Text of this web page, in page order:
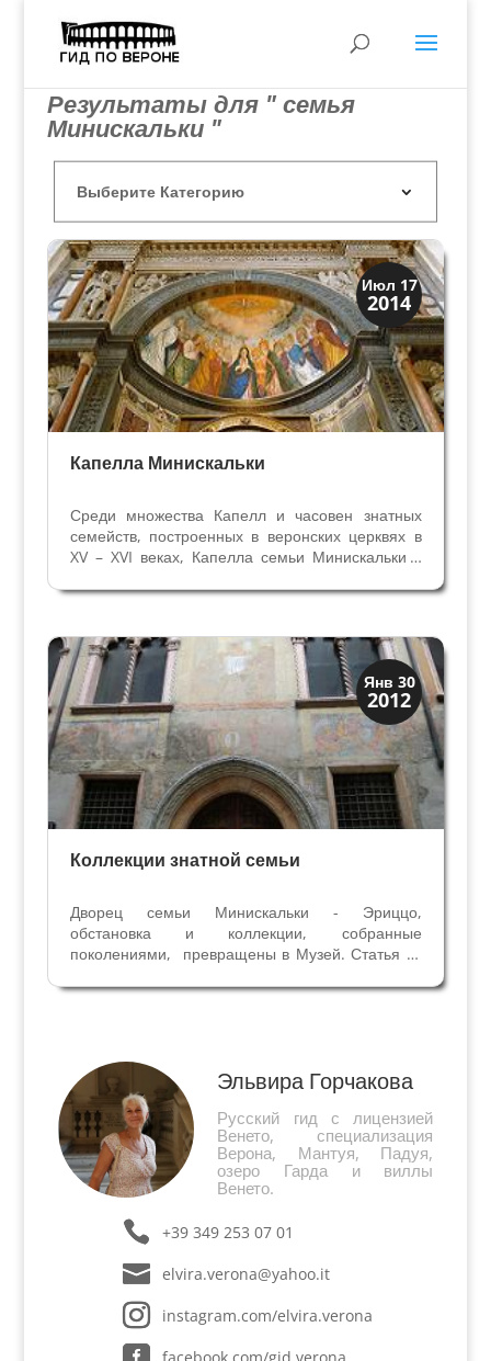
Результаты для " семья
Минискальки "
Июл 17
2014
Скрытая Верона
Церкви
Капелла Минискальки
Среди множества Капелл и часовен знатных
семейств, построенных в веронских церквях в
XV – XVI веках, Капелла семьи Минискальки в
грандиозной архитектурой, скульптурой и
Четвёртый алтарь...
Янв 30
2012
Искусство
Коллекции знати
Коллекции знатной семьи
Дворец семьи Минискальки - Эриццо,
обстановка и коллекции, собранные
поколениями, превращены в Музей. Статья из
Неизвестная Верона" 05/08/2009 Нам
Эльвира Горчакова
Русский гид с лицензией
Венето, специализация
Верона, Мантуя, Падуя,
озеро Гарда и виллы
Венето.
+39 349 253 07 01
elvira.verona@yahoo.it
instagram.com/elvira.verona